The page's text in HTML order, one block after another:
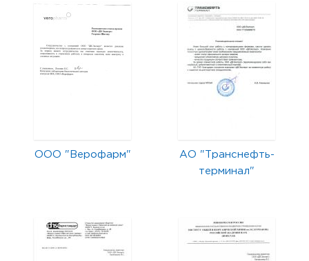
ООО "Верофарм"
АО "Транснефть-
терминал"